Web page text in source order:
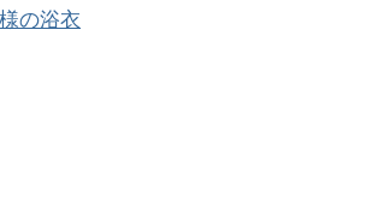
の浴衣